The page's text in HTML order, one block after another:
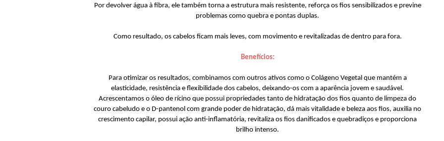
Por devolver água à fibra, ele também torna a estrutura mais resistente, reforça os fios sensibilizados e previne
problemas como quebra e pontas duplas.
Como resultado, os cabelos ficam mais leves, com movimento e revitalizadas de dentro para fora.
Benefícios:
Para otimizar os resultados, combinamos com outros ativos como o Colágeno Vegetal que mantém a
elasticidade, resistência e flexibilidade dos cabelos, deixando-os com a aparência jovem e saudável.
Acrescentamos o óleo de rícino que possui propriedades tanto de hidratação dos fios quanto de limpeza do
couro cabeludo e o D-pantenol com grande poder de hidratação, dá mais vitalidade e beleza aos fios, auxilia no
crescimento capilar, possui ação anti-inflamatória, revitaliza os fios danificados e quebradiços e proporciona
brilho intenso.